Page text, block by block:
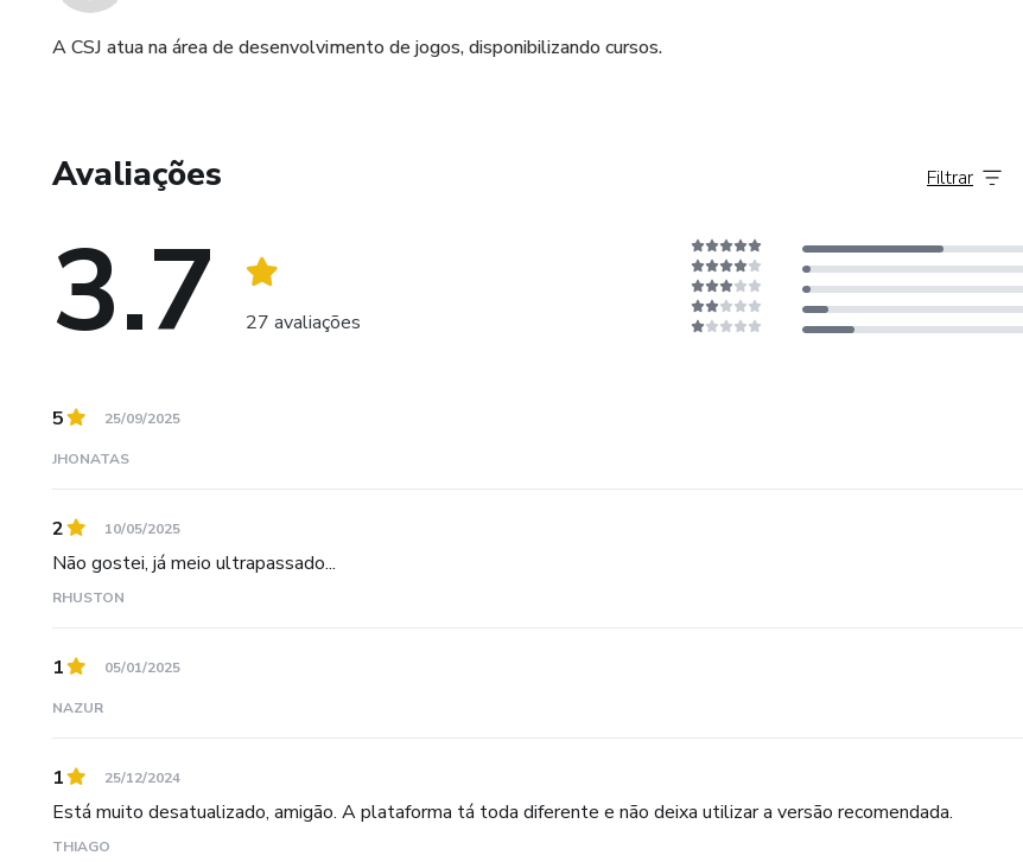
A CSJ atua na área de desenvolvimento de jogos, disponibilizando cursos.
Avaliações
3.7 27 avaliações
Filtrar
5 25/09/2025
JHONATAS
2 10/05/2025
Não gostei, já meio ultrapassado...
RHUSTON
1 05/01/2025
NAZUR
1 25/12/2024
Está muito desatualizado, amigão. A plataforma tá toda diferente e não deixa utilizar a versão recomendada.
THIAGO